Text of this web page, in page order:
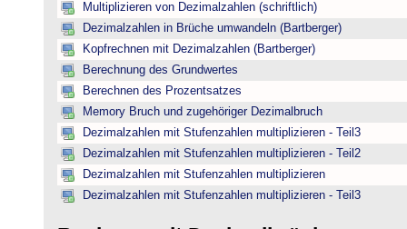
Multiplizieren von Dezimalzahlen (schriftlich)
Dezimalzahlen in Brüche umwandeln (Bartberger)
Kopfrechnen mit Dezimalzahlen (Bartberger)
Berechnung des Grundwertes
Berechnen des Prozentsatzes
Memory Bruch und zugehöriger Dezimalbruch
Dezimalzahlen mit Stufenzahlen multiplizieren - Teil3
Dezimalzahlen mit Stufenzahlen multiplizieren - Teil2
Dezimalzahlen mit Stufenzahlen multiplizieren
Dezimalzahlen mit Stufenzahlen multiplizieren - Teil3